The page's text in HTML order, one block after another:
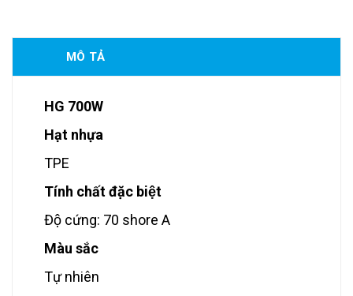
MÔ TẢ
HG 700W
Hạt nhựa
TPE
Tính chất đặc biệt
Độ cứng: 70 shore A
Màu sắc
Tự nhiên